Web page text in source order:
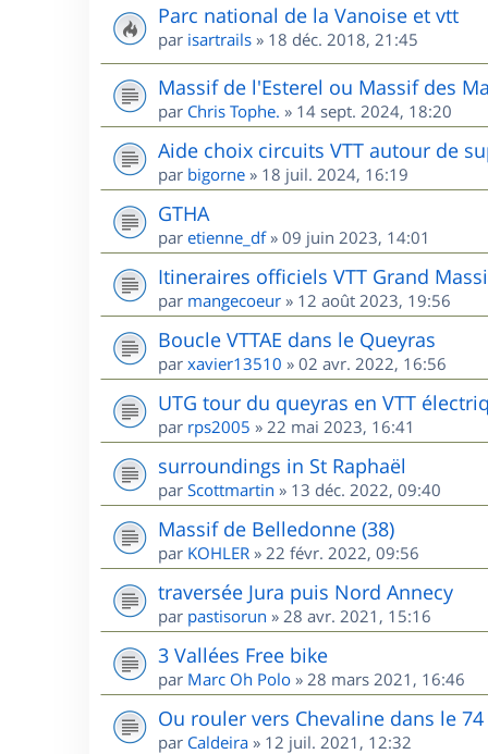
Parc national de la Vanoise et vtt
par isartrails » 18 déc. 2018, 21:45
Massif de l'Esterel ou Massif des
par Chris Tophe. » 14 sept. 2024, 18:20
Aide choix circuits VTT autour de
par bigorne » 18 juil. 2024, 16:19
GTHA
par etienne_df» 09 juin 2023, 14:01
Itineraires officiels VTT Grand
par mangecoeur » 12 août 2023, 19:56
Boucle VTTAE dans le Queyras
par xavier13510 » 02 avr. 2022, 16:56
UTG tour du queyras en VTT
par rps2005 » 22 mai 2023, 16:41
surroundings in St Raphaël
par Scottmartin » 13 déc. 2022, 09:40
Massif de Belledonne (38)
par KOHLER » 22 févr. 2022, 09:56
traversée Jura puis Nord Annecy
par pastisorun » 28 avr. 2021, 15:16
3 Vallées Free bike
par Marc Oh Polo » 28 mars 2021, 16:46
Ou rouler vers Chevaline dans le 74
par Caldeira » 12 juil. 2021, 12:32